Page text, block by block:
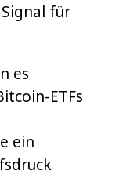
für
es
ETFs
ein